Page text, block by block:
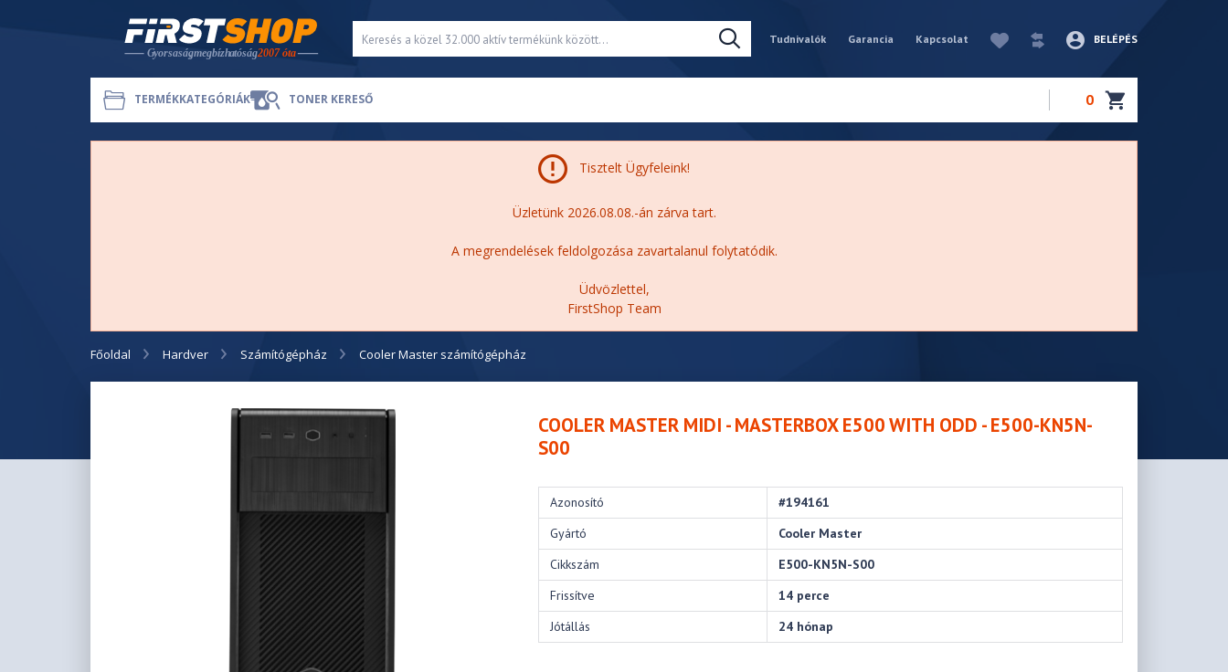
Tudnivalók Garancia Kapcsolat BELÉPÉS
TERMÉKKATEGÓRIÁK TONER KERESŐ 0
Tisztelt Ügyfeleink!
Üzletünk 2026.08.08.-án zárva tart.
A megrendelések feldolgozása zavartalanul folytatódik.
Üdvözlettel,
FirstShop Team
Főoldal Hardver Számítógépház Cooler Master számítógépház
COOLER MASTER MIDI - MASTERBOX E500 WITH ODD - E500-KN5N-
S00
Azonosító
#194161
Gyártó
Cooler Master
Cikkszám
E500-KN5N-S00
Frissítve
14 perce
Jótállás
24 hónap